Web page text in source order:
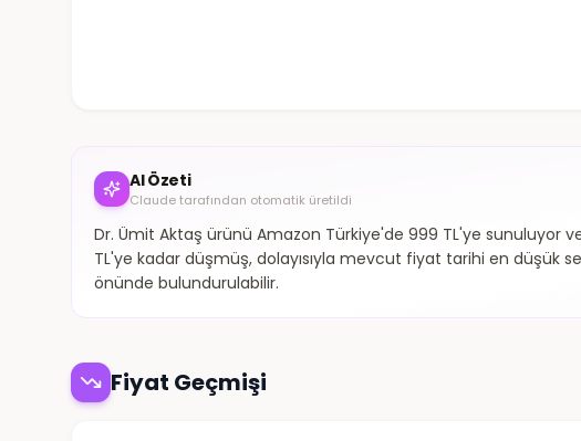
AI Özeti
Claude tarafından otomatik üretildi
Dr. Ümit Aktaş ürünü Amazon Türkiye'de 999 TL'ye sunuluyor
TL'ye kadar düşmüş, dolayısıyla mevcut fiyat tarihi en düşük
önünde bulundurulabilir.
Fiyat Geçmişi